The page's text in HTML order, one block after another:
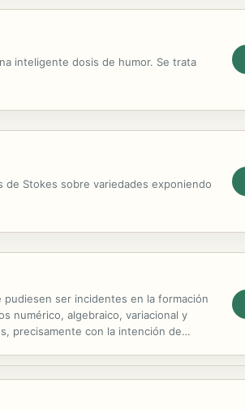
inteligente dosis de humor. Se trata
Stokes sobre variedades exponiendo
ser incidentes en la formación
numérico, algebraico, variacional y
precisamente con la intención de